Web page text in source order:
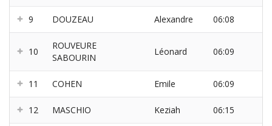
9 DOUZEAU Alexandre 06:08
10
ROUVEURE
SABOURIN
Léonard 06:09
11 COHEN Emile 06:09
12 MASCHIO Keziah 06:15